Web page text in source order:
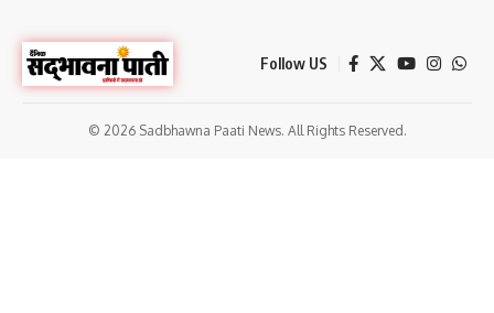
Follow US
© 2026 Sadbhawna Paati News. All Rights Reserved.